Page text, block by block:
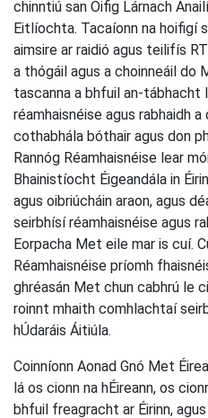
chinntiú san Oifig Lárnach
Eitlíochta. Tacaíonn na hoifigí
aimsire ar raidió agus teilifís
a thógáil agus a choinneáil do
tascanna a bhfuil an-tábhacht
réamhaisnéise agus rabhaidh
cothabhála bóthair agus don
Rannóg Réamhaisnéise lear
Bhainistíocht Éigeandála in
agus oibriúcháin araon, agus
seirbhísí réamhaisnéise agus
Eorpacha Met eile mar is cuí.
Réamhaisnéise príomh
ghréasán Met chun cabhrú le
roinnt mhaith comhlachtaí
hÚdaráis Áitiúla.
Coinníonn Aonad Gnó Met
lá os cionn na hÉireann, os
bhfuil freagracht ar Éirinn,